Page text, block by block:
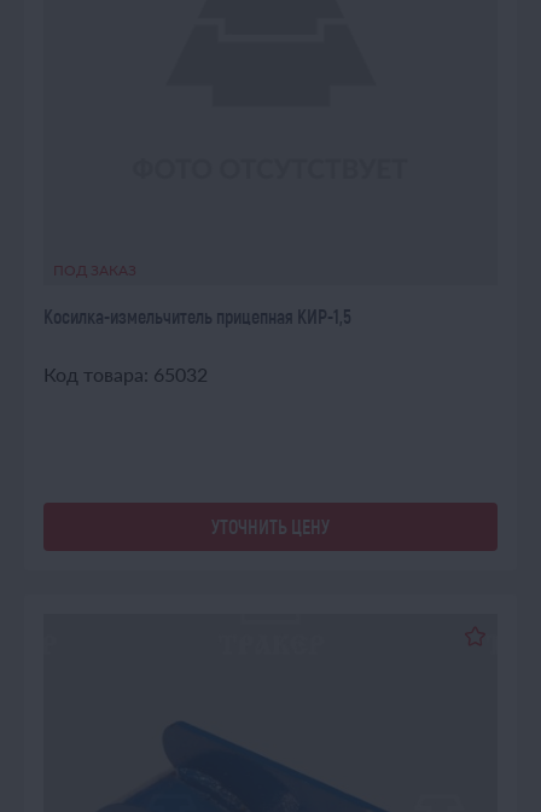
ПОД ЗАКАЗ
Косилка-измельчитель прицепная КИР-1,5
Код товара: 65032
УТОЧНИТЬ ЦЕНУ